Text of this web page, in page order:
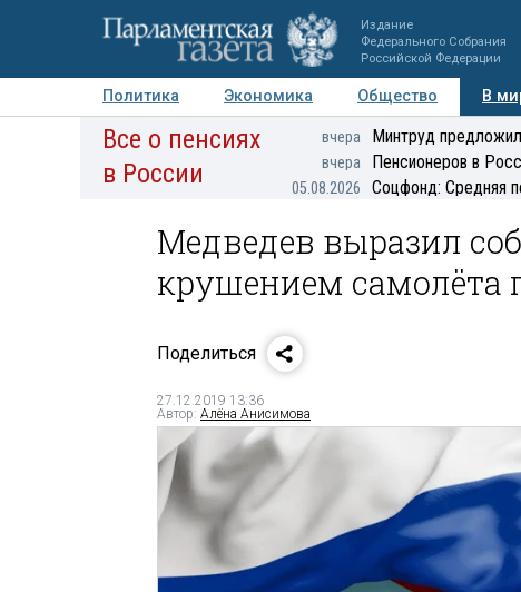
Издание
Федерального Собрания
Российской Федерации
Политика Экономика Общество В
Авторы Персоны Мнения Регионы
Все о пенсиях
в России
вчера Минтруд
вчера Пенсионеров в
05.08.2026 Соцфонд: Средняя
Медведев выразил
крушением самолёта
Поделиться
27.12.2019 13:36
Автор: Алёна Анисимова